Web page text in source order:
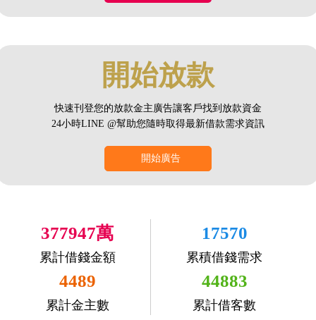
開始放款
快速刊登您的放款金主廣告讓客戶找到放款資金
24小時LINE @幫助您隨時取得最新借款需求資訊
開始廣告
377947萬
累計借錢金額
17570
累積借錢需求
4489
累計金主數
44883
累計借客數